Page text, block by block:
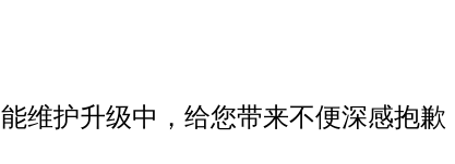
维护升级中，给您带来不便深感抱歉